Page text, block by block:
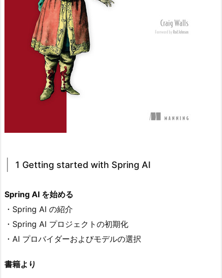
1 Getting started with Spring AI
Spring AI を始める
・Spring AI の紹介
・Spring AI プロジェクトの初期化
・AI プロバイダーおよびモデルの選択
書籍より